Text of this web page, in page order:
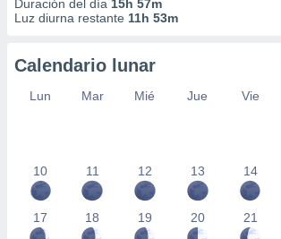
Duración del día 15h 57m
Luz diurna restante 11h 53m
Calendario lunar
Lun Mar Mié Jue Vie
10 11 12 13 14
17 18 19 20 21